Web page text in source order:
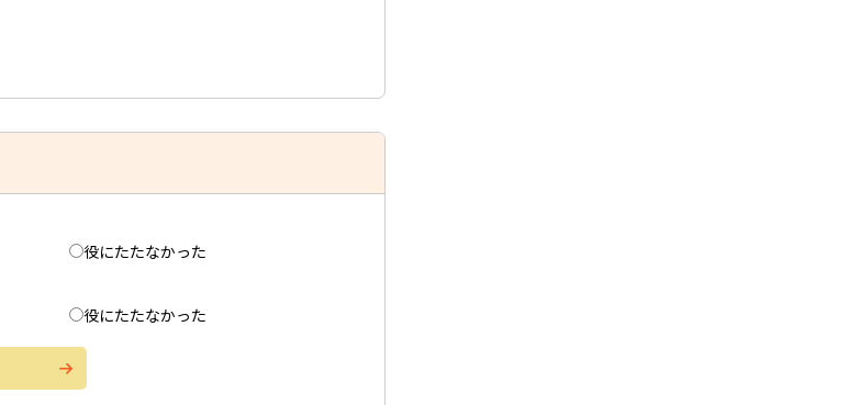
役にたたなかった
役にたたなかった